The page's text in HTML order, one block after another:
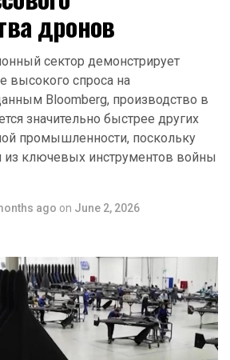
дронов
сектор демонстрирует
высокого спроса на
Bloomberg, производство в
значительно быстрее других
промышленности, поскольку
из ключевых инструментов войны
ago on June 2, 2026